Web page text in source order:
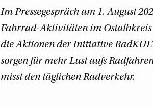
Im Pressegespräch am 1. August
Fahrrad-Aktivitäten im Ostalbkreis
die Aktionen der Initiative
sorgen für mehr Lust aufs
misst den täglichen Radverkehr.